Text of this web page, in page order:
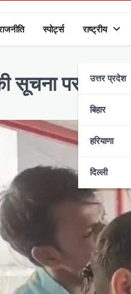
स्पोर्ट्स राष्ट्रीय
उत्तर प्रदेश
बिहार
हरियाणा
दिल्ली
सूचना पर